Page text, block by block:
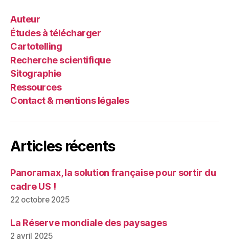
Auteur
Études à télécharger
Cartotelling
Recherche scientifique
Sitographie
Ressources
Contact & mentions légales
Articles récents
Panoramax, la solution française pour sortir du
cadre US !
22 octobre 2025
La Réserve mondiale des paysages
2 avril 2025